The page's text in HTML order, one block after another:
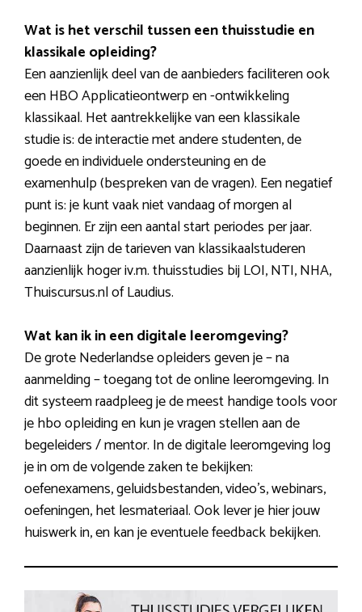
Wat is het verschil tussen een thuisstudie en
klassikale opleiding?
Een aanzienlijk deel van de aanbieders faciliteren ook
een HBO Applicatieontwerp en -ontwikkeling
klassikaal. Het aantrekkelijke van een klassikale
studie is: de interactie met andere studenten, de
goede en individuele ondersteuning en de
examenhulp (bespreken van de vragen). Een negatief
punt is: je kunt vaak niet vandaag of morgen al
beginnen. Er zijn een aantal start periodes per jaar.
Daarnaast zijn de tarieven van klassikaalstuderen
aanzienlijk hoger iv.m. thuisstudies bij LOI, NTI, NHA,
Thuiscursus.nl of Laudius.
Wat kan ik in een digitale leeromgeving?
De grote Nederlandse opleiders geven je – na
aanmelding – toegang tot de online leeromgeving. In
dit systeem raadpleeg je de meest handige tools voor
je hbo opleiding en kun je vragen stellen aan de
begeleiders / mentor. In de digitale leeromgeving log
je in om de volgende zaken te bekijken:
oefenexamens, geluidsbestanden, video’s, webinars,
oefeningen, het lesmateriaal. Ook lever je hier jouw
huiswerk in, en kan je eventuele feedback bekijken.